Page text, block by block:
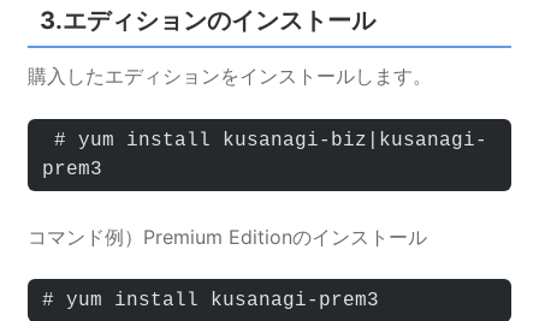
3.エディションのインストール
購入したエディションをインストールします。
prem3
コマンド例）Premium Editionのインストール
# yum install kusanagi-prem3